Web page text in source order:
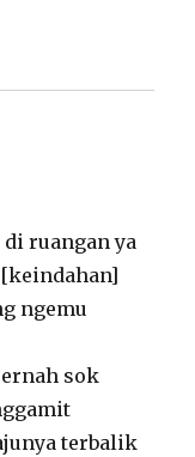
ruangan ya
ngemu
sok
terbalik